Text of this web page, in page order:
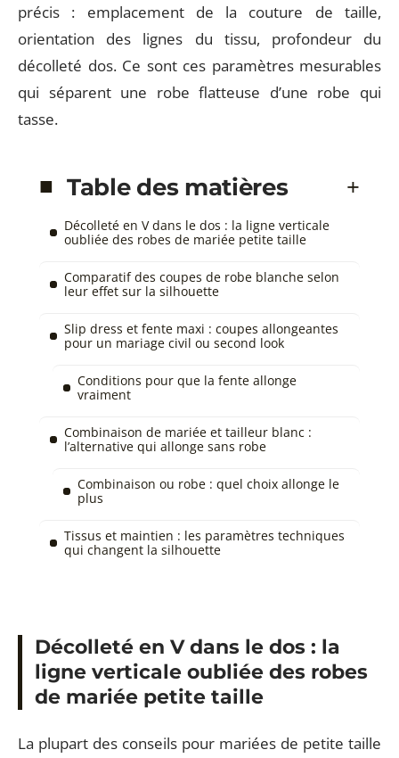
précis : emplacement de la couture de taille,
orientation des lignes du tissu, profondeur du
décolleté dos. Ce sont ces paramètres mesurables
qui séparent une robe flatteuse d’une robe qui
tasse.
Table des matières
Décolleté en V dans le dos : la ligne verticale
oubliée des robes de mariée petite taille
Comparatif des coupes de robe blanche selon
leur effet sur la silhouette
Slip dress et fente maxi : coupes allongeantes
pour un mariage civil ou second look
Conditions pour que la fente allonge
vraiment
Combinaison de mariée et tailleur blanc :
l’alternative qui allonge sans robe
Combinaison ou robe : quel choix allonge le
plus
Tissus et maintien : les paramètres techniques
qui changent la silhouette
Décolleté en V dans le dos : la
ligne verticale oubliée des robes
de mariée petite taille
La plupart des conseils pour mariées de petite taille